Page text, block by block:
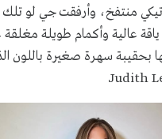
منتفخ، وأرفقت جي لو
عالية وأكمام طويلة
بحقيبة سهرة صغيرة باللون